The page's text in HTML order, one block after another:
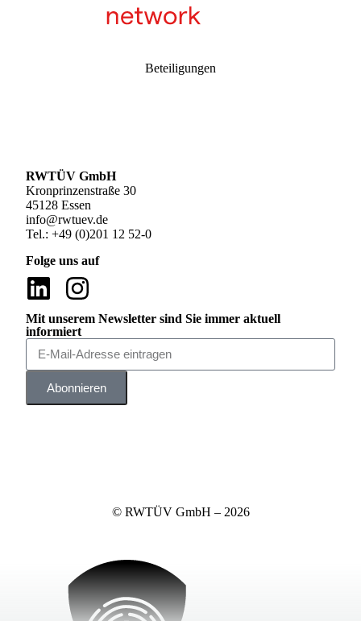
Beteiligungen
RWTÜV GmbH
Kronprinzenstraße 30
45128 Essen
info@rwtuev.de
Tel.: +49 (0)201 12 52-0
Folge uns auf
Mit unserem Newsletter sind Sie immer aktuell
informiert
Abonnieren
© RWTÜV GmbH – 2026